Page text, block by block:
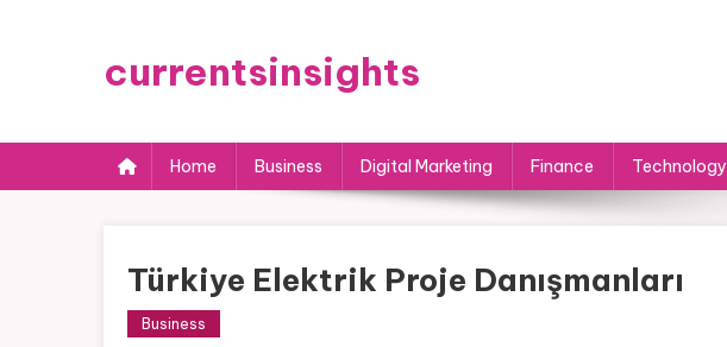
currentsinsights
Home Business Digital Marketing Finance Technology
Türkiye Elektrik Proje Danışmanları
Business